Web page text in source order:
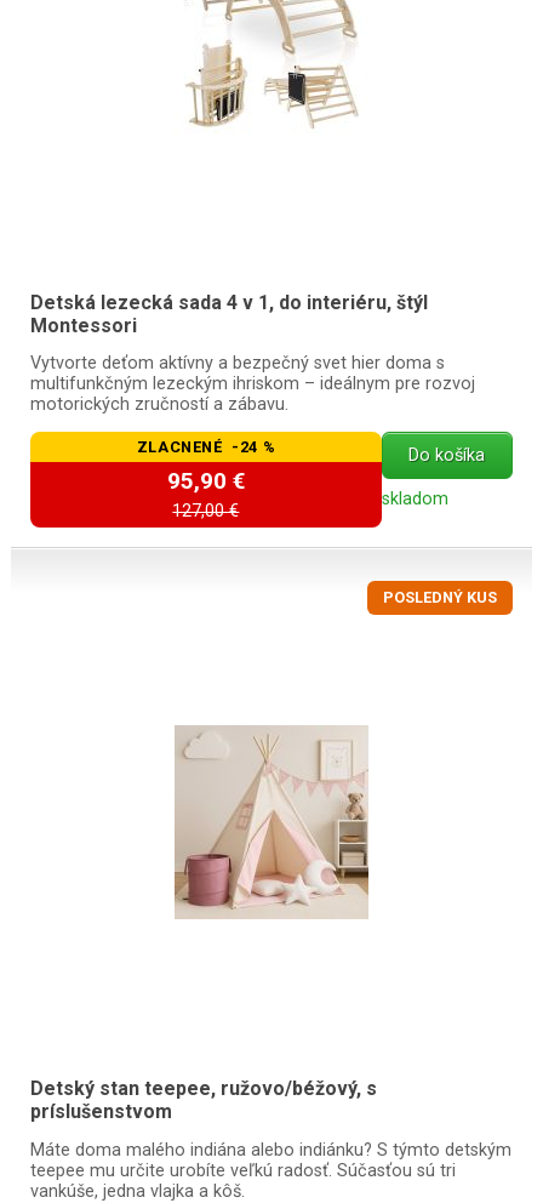
Detská lezecká sada 4 v 1, do interiéru, štýl
Montessori
Vytvorte deťom aktívny a bezpečný svet hier doma s
multifunkčným lezeckým ihriskom – ideálnym pre rozvoj
motorických zručností a zábavu.
ZLACNENÉ -24 %
95,90 €
127,00 €
Do košíka
skladom
POSLEDNÝ KUS
Detský stan teepee, ružovo/béžový, s
príslušenstvom
Máte doma malého indiána alebo indiánku? S týmto detským
teepee mu určite urobíte veľkú radosť. Súčasťou sú tri
vankúše, jedna vlajka a kôš.